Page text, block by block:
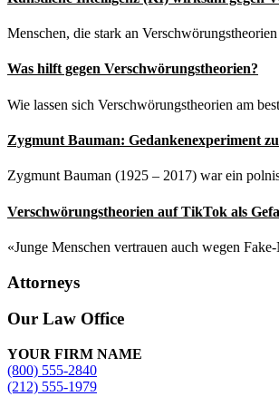
Menschen, die stark an
Was hilft gegen Verschwörungstheorien?
Wie lassen sich Verschwörungstheorien am
Zygmunt Bauman: Gedankenexperiment
Zygmunt Bauman (1925 – 2017) war ein
Verschwörungstheorien auf TikTok als
«Junge Menschen vertrauen auch wegen
Attorneys
Site
Footer
Our Law Office
YOUR FIRM NAME
(800) 555-2840
(212) 555-1979